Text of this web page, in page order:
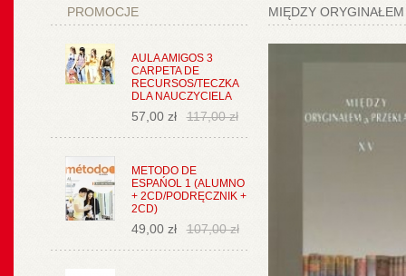
PROMOCJE
AULA AMIGOS 3
CARPETA DE
RECURSOS/TECZKA
DLA NAUCZYCIELA
57,00 zł 117,00 zł
METODO DE
ESPAŃOL 1 (ALUMNO
+ 2CD/PODRĘCZNIK +
2CD)
49,00 zł 107,00 zł
MIĘDZY